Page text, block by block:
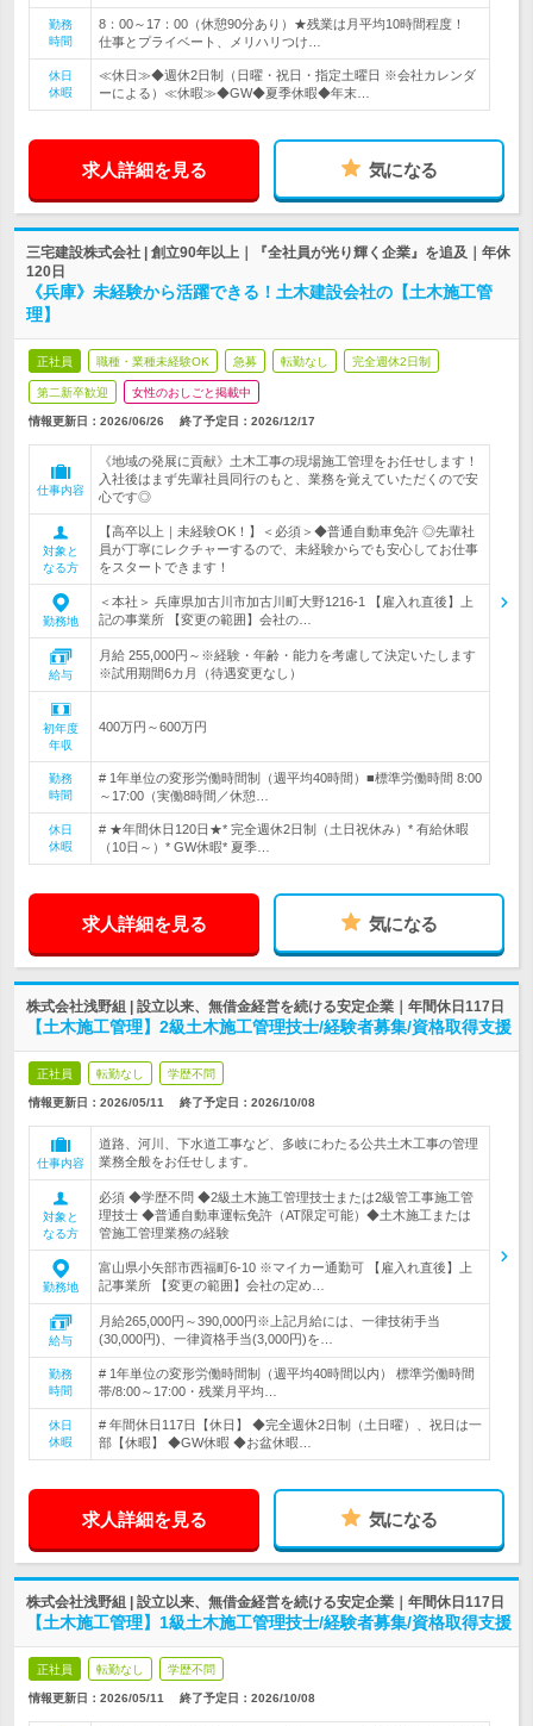
勤務
時間
8：00～17：00（休憩90分あり）★残業は月平均10時間程度！
仕事とプライベート、メリハリつけ…
休日
休暇
≪休日≫◆週休2日制（日曜・祝日・指定土曜日 ※会社カレンダ
ーによる）≪休暇≫◆GW◆夏季休暇◆年末…
求人詳細を見る 気になる
三宅建設株式会社 | 創立90年以上｜『全社員が光り輝く企業』を追及｜年休
120日
《兵庫》未経験から活躍できる！土木建設会社の【土木施工管
理】
正社員 職種・業種未経験OK 急募 転勤なし 完全週休2日制
第二新卒歓迎 女性のおしごと掲載中
情報更新日：2026/06/26 終了予定日： 2026/12/17
仕事内容
《地域の発展に貢献》土木工事の現場施工管理をお任せします！
入社後はまず先輩社員同行のもと、業務を覚えていただくので安
心です◎
対象と
なる方
【高卒以上｜未経験OK！】＜必須＞◆普通自動車免許 ◎先輩社
員が丁寧にレクチャーするので、未経験からでも安心してお仕事
をスタートできます！
勤務地
＜本社＞ 兵庫県加古川市加古川町大野1216-1 【雇入れ直後】上
記の事業所 【変更の範囲】会社の…
給与
月給 255,000円～※経験・年齢・能力を考慮して決定いたします
※試用期間6カ月（待遇変更なし）
初年度
年収
400万円～600万円
勤務
時間
# 1年単位の変形労働時間制（週平均40時間）■標準労働時間 8:00
～17:00（実働8時間／休憩…
休日
休暇
# ★年間休日120日★* 完全週休2日制（土日祝休み）* 有給休暇
（10日～）* GW休暇* 夏季…
求人詳細を見る 気になる
株式会社浅野組 | 設立以来、無借金経営を続ける安定企業｜年間休日117日
【土木施工管理】2級土木施工管理技士/経験者募集/資格取得支援
正社員 転勤なし 学歴不問
情報更新日：2026/05/11 終了予定日： 2026/10/08
仕事内容
道路、河川、下水道工事など、多岐にわたる公共土木工事の管理
業務全般をお任せします。
対象と
なる方
必須 ◆学歴不問 ◆2級土木施工管理技士または2級管工事施工管
理技士 ◆普通自動車運転免許（AT限定可能）◆土木施工または
管施工管理業務の経験
勤務地
富山県小矢部市西福町6-10 ※マイカー通勤可 【雇入れ直後】上
記事業所 【変更の範囲】会社の定め…
給与
月給265,000円～390,000円※上記月給には、一律技術手当
(30,000円)、一律資格手当(3,000円)を…
勤務
時間
# 1年単位の変形労働時間制（週平均40時間以内） 標準労働時間
帯/8:00～17:00・残業月平均…
休日
休暇
# 年間休日117日【休日】 ◆完全週休2日制（土日曜）、祝日は一
部【休暇】 ◆GW休暇 ◆お盆休暇…
求人詳細を見る 気になる
株式会社浅野組 | 設立以来、無借金経営を続ける安定企業｜年間休日117日
【土木施工管理】1級土木施工管理技士/経験者募集/資格取得支援
正社員 転勤なし 学歴不問
情報更新日：2026/05/11 終了予定日： 2026/10/08